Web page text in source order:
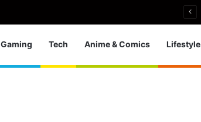
è arrivato il momento giusto
Gaming Tech Anime & Comics Lifestyle